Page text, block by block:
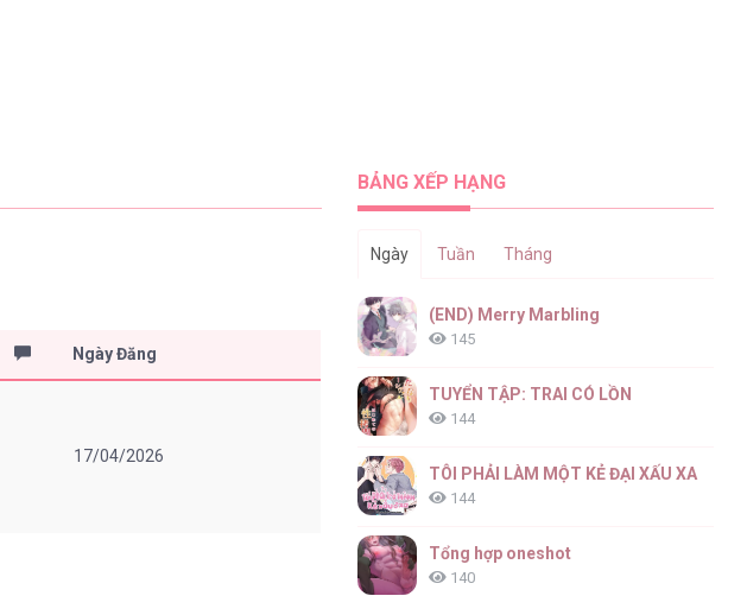
Ngày Đăng
17/04/2026
BẢNG XẾP HẠNG
Ngày Tuần Tháng
(END) Merry Marbling
145
TUYỂN TẬP: TRAI CÓ LỒN
144
TÔI PHẢI LÀM MỘT KẺ ĐẠI XẤU XA
144
Tổng hợp oneshot
140